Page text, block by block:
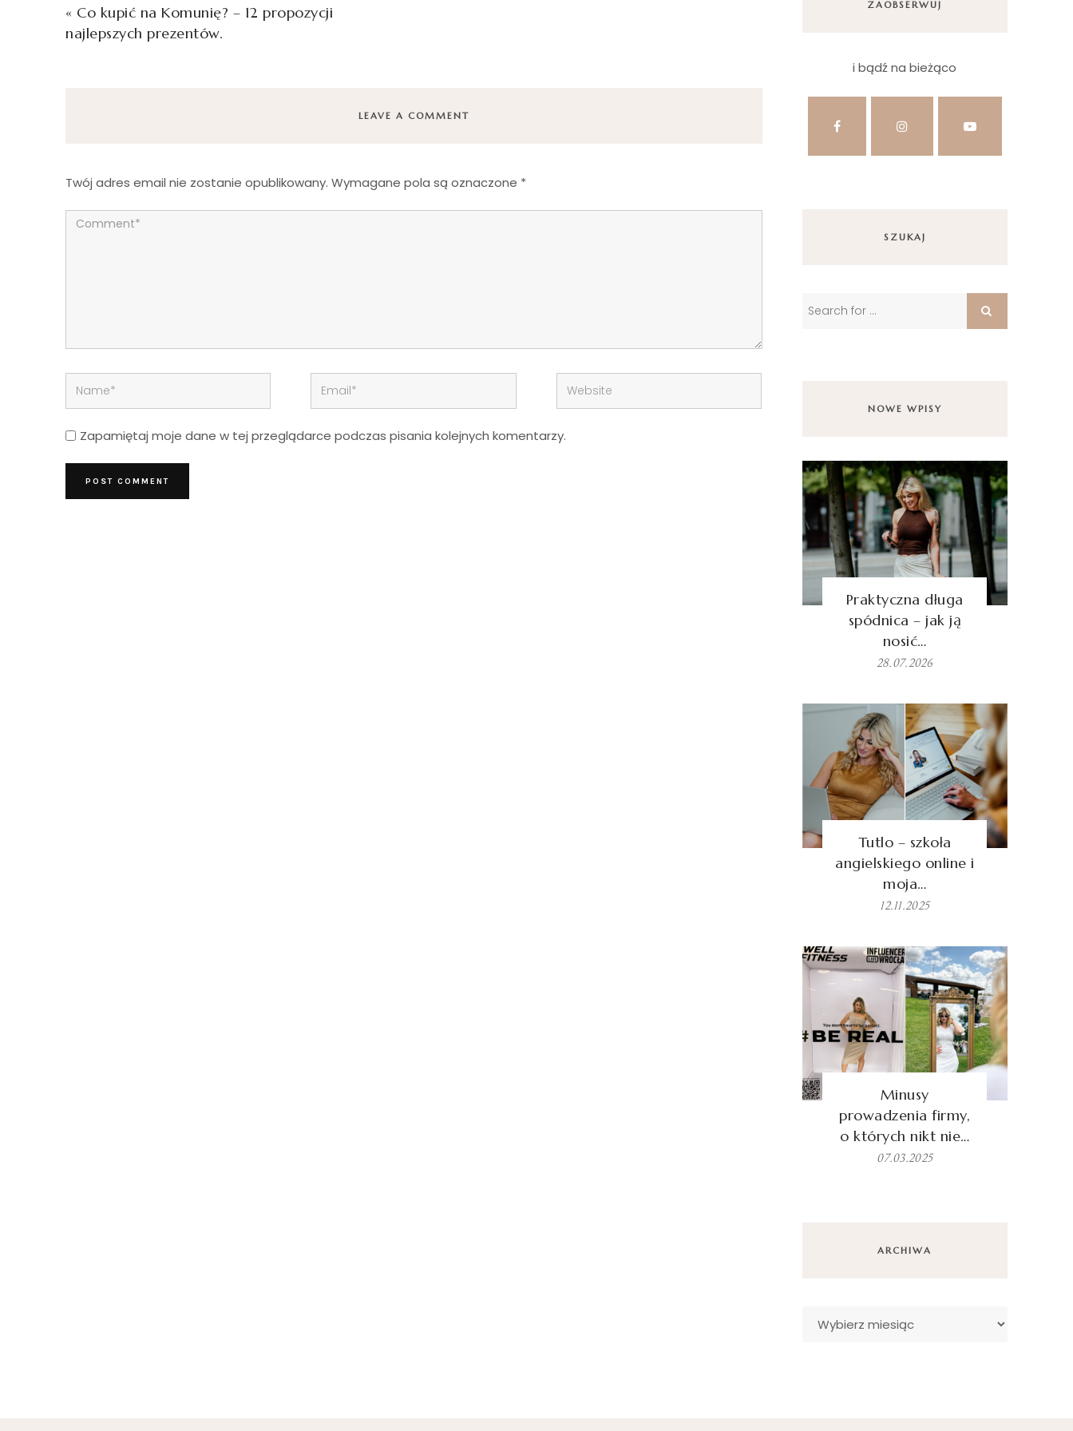
« Co kupić na Komunię? – 12 propozycji
najlepszych prezentów.
LEAVE A COMMENT
Twój adres email nie zostanie opublikowany. Wymagane pola są oznaczone *
Zapamiętaj moje dane w tej przeglądarce podczas pisania kolejnych komentarzy.
ZAOBSERWUJ
i bądź na bieżąco
SZUKAJ
NOWE WPISY
Praktyczna długa
spódnica – jak ją
nosić…
28.07.2026
Tutlo – szkoła
angielskiego online i
moja…
12.11.2025
Minusy
prowadzenia firmy,
o których nikt nie…
07.03.2025
ARCHIWA